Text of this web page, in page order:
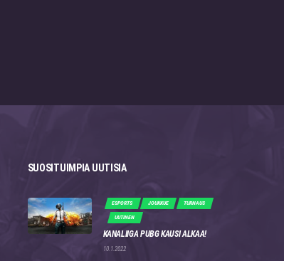
SUOSITUIMPIA UUTISIA
ESPORTS JOUKKUE TURNAUS
UUTINEN
KANALIIGA PUBG KAUSI ALKAA!
10.1.2022